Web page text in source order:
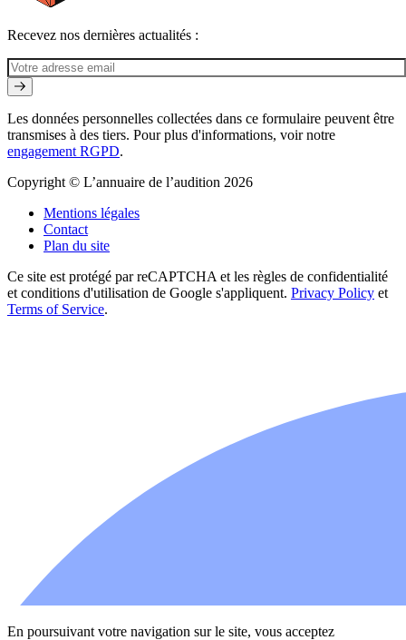
Recevez nos dernières actualités :
Les données personnelles collectées dans ce formulaire peuvent être
transmises à des tiers. Pour plus d'informations, voir notre
engagement RGPD.
Copyright © L’annuaire de l’audition 2026
Mentions légales
Contact
Plan du site
Ce site est protégé par reCAPTCHA et les règles de confidentialité
et conditions d'utilisation de Google s'appliquent. Privacy Policy et
Terms of Service.
En poursuivant votre navigation sur le site, vous acceptez